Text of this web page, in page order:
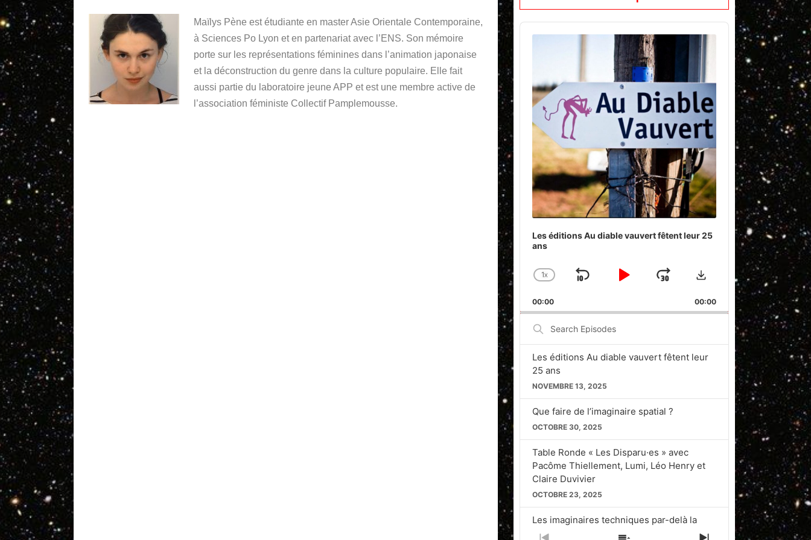
Maïlys Pène est étudiante en master Asie Orientale Contemporaine,
à Sciences Po Lyon et en partenariat avec l’ENS. Son mémoire
porte sur les représentations féminines dans l’animation japonaise
et la déconstruction du genre dans la culture populaire. Elle fait
aussi partie du laboratoire jeune APP et est une membre active de
l’association féministe Collectif Pamplemousse.
Audio
Les éditions Au diable vauvert fêtent leur 25
ans
CHANGE
RATE
1X
SKIP
PLAYJUMP
FORWARD
Download
00:00 00:00
Search
Episodes
Les éditions Au diable vauvert fêtent leur
25 ans
NOVEMBRE 13, 2025
Que faire de l’imaginaire spatial ?
OCTOBRE 30, 2025
Table Ronde « Les Disparu·es » avec
Pacôme Thiellement, Lumi, Léo Henry et
Claire Duvivier
OCTOBRE 23, 2025
Les imaginaires techniques par-delà la
Silicon Valley